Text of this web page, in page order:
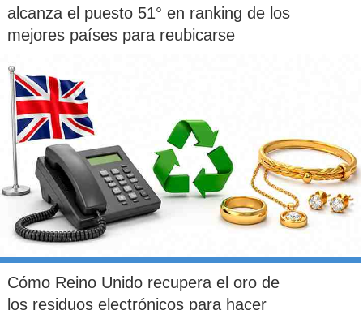
alcanza el puesto 51° en ranking de los
mejores países para reubicarse
Cómo Reino Unido recupera el oro de
los residuos electrónicos para hacer